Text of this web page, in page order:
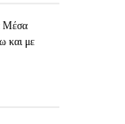
Μέσα
και με